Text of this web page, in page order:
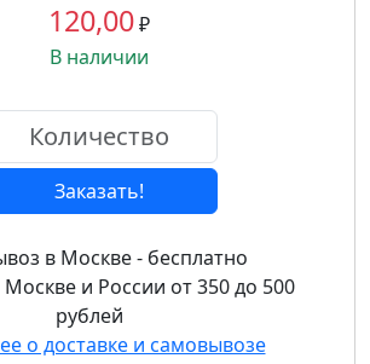
120,00₽
В наличии
Заказать!
в Москве - бесплатно
и России от 350 до 500
рублей
о доставке и самовывозе